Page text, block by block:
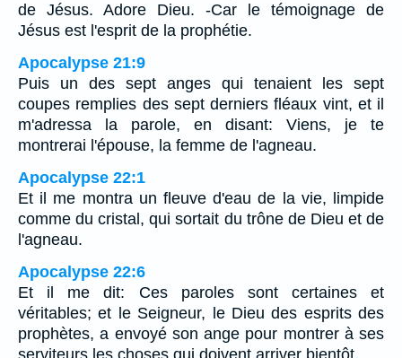
de Jésus. Adore Dieu. -Car le témoignage de
Jésus est l'esprit de la prophétie.
Apocalypse 21:9
Puis un des sept anges qui tenaient les sept
coupes remplies des sept derniers fléaux vint, et il
m'adressa la parole, en disant: Viens, je te
montrerai l'épouse, la femme de l'agneau.
Apocalypse 22:1
Et il me montra un fleuve d'eau de la vie, limpide
comme du cristal, qui sortait du trône de Dieu et de
l'agneau.
Apocalypse 22:6
Et il me dit: Ces paroles sont certaines et
véritables; et le Seigneur, le Dieu des esprits des
prophètes, a envoyé son ange pour montrer à ses